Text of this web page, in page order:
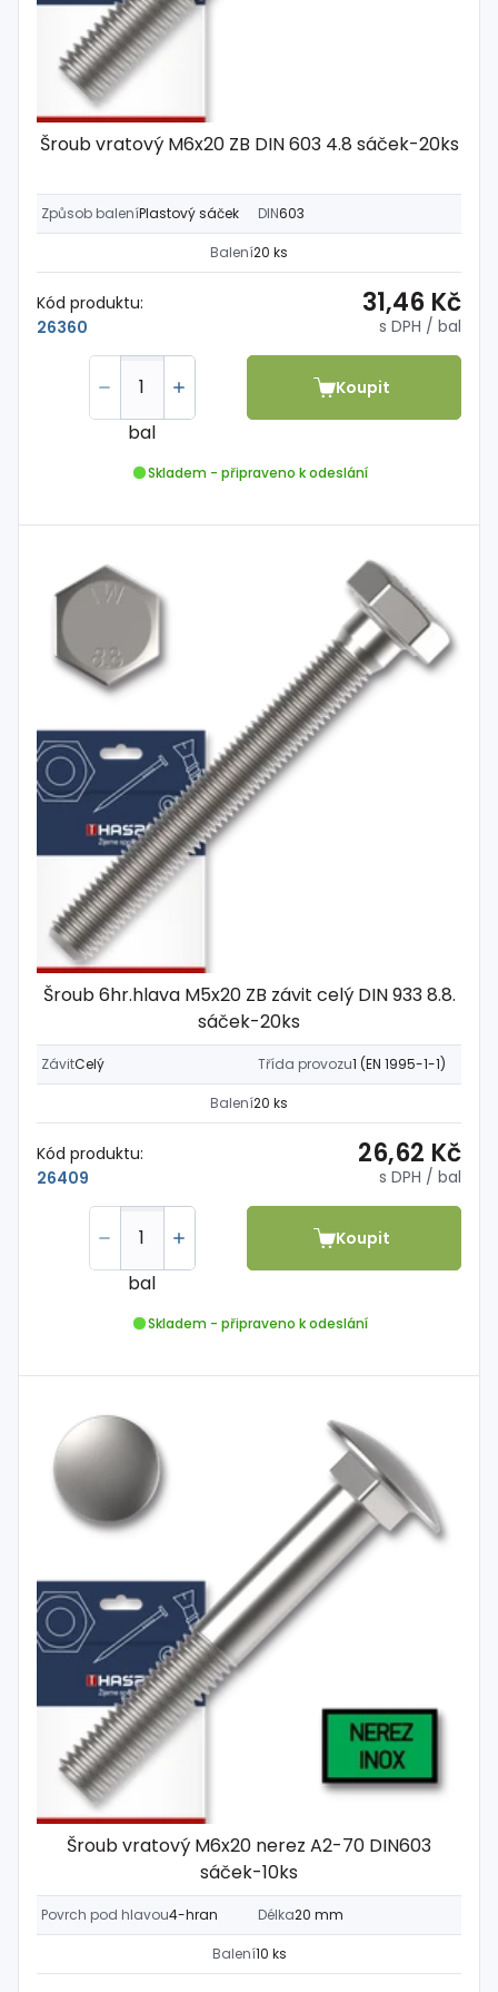
Šroub vratový M6x20 ZB DIN 603 4.8 sáček-20ks
Způsob baleníPlastový sáček DIN603
Balení20 ks
Kód produktu:
26360
31,46 Kč
s DPH / bal
bal
Koupit
Skladem - připraveno k odeslání
Šroub 6hr.hlava M5x20 ZB závit celý DIN 933 8.8.
sáček-20ks
ZávitCelý Třída provozu1 (EN 1995-1-1)
Balení20 ks
Kód produktu:
26409
26,62 Kč
s DPH / bal
bal
Koupit
Skladem - připraveno k odeslání
Šroub vratový M6x20 nerez A2-70 DIN603
sáček-10ks
Povrch pod hlavou4-hran Délka20 mm
Balení10 ks